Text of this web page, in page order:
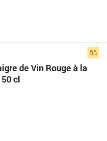
de Vin Rouge à la
cl